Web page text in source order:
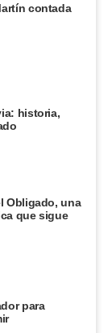
contada
historia,
Obligado, una
que sigue
para